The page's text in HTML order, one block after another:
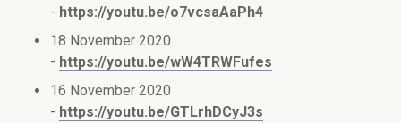
- https://youtu.be/o7vcsaAaPh4
18 November 2020
- https://youtu.be/wW4TRWFufes
16 November 2020
- https://youtu.be/GTLrhDCyJ3s